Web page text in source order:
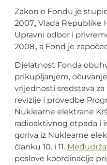
Zakon o Fondu je
2007., Vlada Republike
Upravni odbor i
2008., a Fond je
Djelatnost Fonda
prikupljanjem,
vrijednosti sredstava za
revizije i provedbe
Nuklearne elektrane
radioaktivnog otpada i
goriva iz Nuklearne
članku 10. i 11.
poslove koordinacije